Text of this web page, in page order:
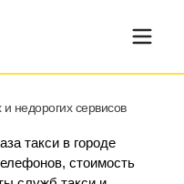
недорогих сервисов
такси в городе
стоимость